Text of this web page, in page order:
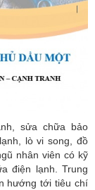
sửa chữa bảo
lò vi song, đồ
nhân viên có kỹ
điện lạnh. Trung
hướng tới tiêu chí